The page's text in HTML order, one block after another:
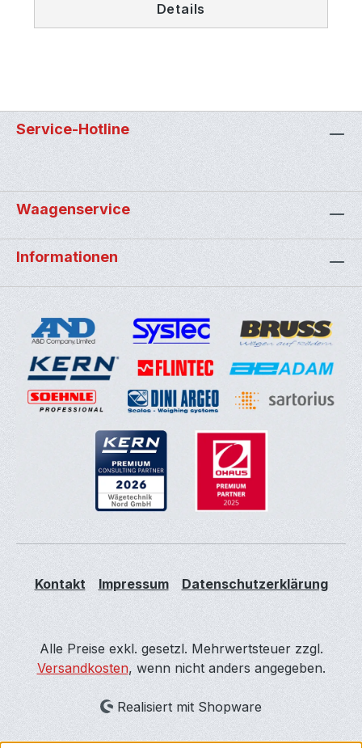
Details
Service-Hotline
Waagenservice
Informationen
Kontakt Impressum Datenschutzerklärung
Alle Preise exkl. gesetzl. Mehrwertsteuer zzgl.
Versandkosten, wenn nicht anders angegeben.
Realisiert mit Shopware